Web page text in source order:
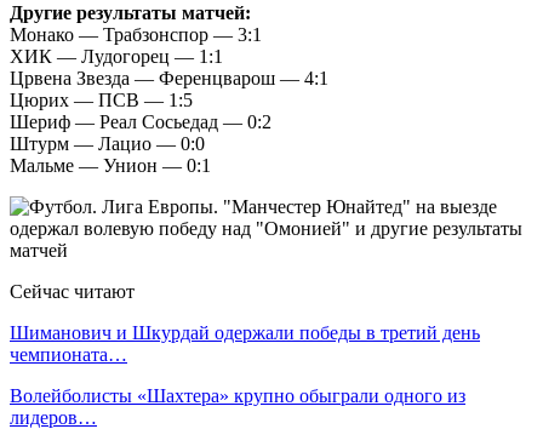
Другие результаты матчей:
Монако — Трабзонспор — 3:1
ХИК — Лудогорец — 1:1
Црвена Звезда — Ференцварош — 4:1
Цюрих — ПСВ — 1:5
Шериф — Реал Сосьедад — 0:2
Штурм — Лацио — 0:0
Мальме — Унион — 0:1
Сейчас читают
Шиманович и Шкурдай одержали победы в третий день
чемпионата…
Волейболисты «Шахтера» крупно обыграли одного из
лидеров…